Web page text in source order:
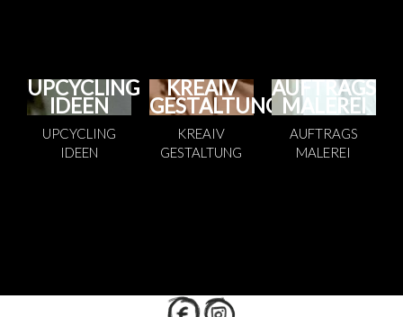
UPCYCLING
IDEEN
UPCYCLING
IDEEN
KREAIV
GESTALTUNG
KREAIV
GESTALTUNG
AUFTRAGS
MALEREI
AUFTRAGS
MALEREI